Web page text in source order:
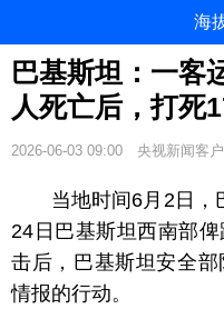
海
巴基斯坦：一客
人死亡后，打死
2026-06-03 09:00 央视新闻客
当地时间6月2日，
24日巴基斯坦西南部
击后，巴基斯坦安全
情报的行动。